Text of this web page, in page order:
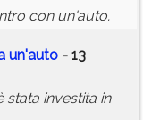
con un'auto.
un'auto - 13
stata investita in